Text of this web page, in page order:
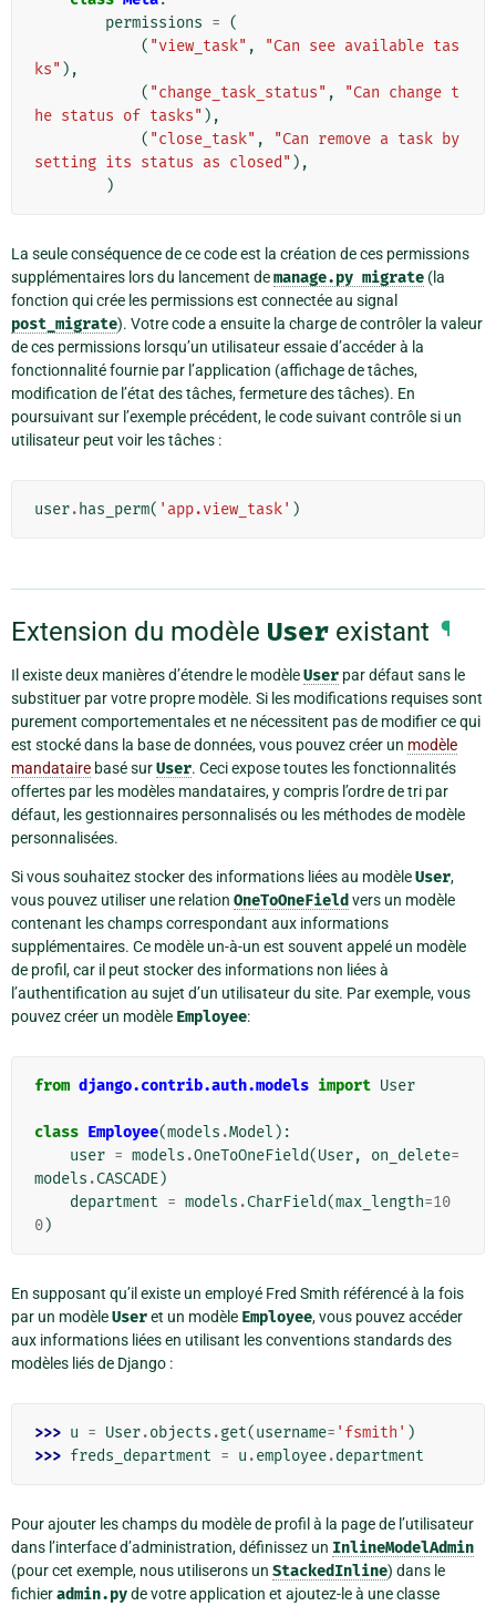
permissions = (
( "view_task" ,
"Can see available tas
ks" ),
( "change_task_status" ,
"Can change t
he status of tasks" ),
( "close_task" ,
"Can remove a task by
setting its status as closed" ),
)
La seule conséquence de ce code est la création de ces permissions
supplémentaires lors du lancement demanage.py migrate (la
fonction qui crée les permissions est connectée au signal
post_migrate). Votre code a ensuite la charge de contrôler la valeur
de ces permissions lorsqu’un utilisateur essaie d’accéder à la
fonctionnalité fournie par l’application (affichage de tâches,
modification de l’état des tâches, fermeture des tâches). En
poursuivant sur l’exemple précédent, le code suivant contrôle si un
utilisateur peut voir les tâches :
user. has_perm( 'app.view_task' )
Extension du modèle User existant ¶
Il existe deux manières d’étendre le modèleUser par défaut sans le
substituer par votre propre modèle. Si les modifications requises sont
purement comportementales et ne nécessitent pas de modifier ce qui
est stocké dans la base de données, vous pouvez créer un modèle
mandataire basé surUser. Ceci expose toutes les fonctionnalités
offertes par les modèles mandataires, y compris l’ordre de tri par
défaut, les gestionnaires personnalisés ou les méthodes de modèle
personnalisées.
Si vous souhaitez stocker des informations liées au modèleUser,
vous pouvez utiliser une relation OneToOneField vers un modèle
contenant les champs correspondant aux informations
supplémentaires. Ce modèle un-à-un est souvent appelé un modèle
de profil, car il peut stocker des informations non liées à
l’authentification au sujet d’un utilisateur du site. Par exemple, vous
pouvez créer un modèle Employee:
from django.contrib.auth.models import User
class Employee(models .Model ):
user = models .OneToOneField(User, on_delete=
models .CASCADE)
department = models .CharField(max_length=10
0)
En supposant qu’il existe un employé Fred Smith référencé à la fois
par un modèleUseret un modèle Employee, vous pouvez accéder
aux informations liées en utilisant les conventions standards des
modèles liés de Django :
>>> u = User.objects .get(username= 'fsmith' )
>>> freds_department = u .employee.department
Pour ajouter les champs du modèle de profil à la page de l’utilisateur
dans l’interface d’administration, définissez un InlineModelAdmin
(pour cet exemple, nous utiliserons un StackedInline) dans le
fichieradmin.pyde votre application et ajoutez-le à une classe